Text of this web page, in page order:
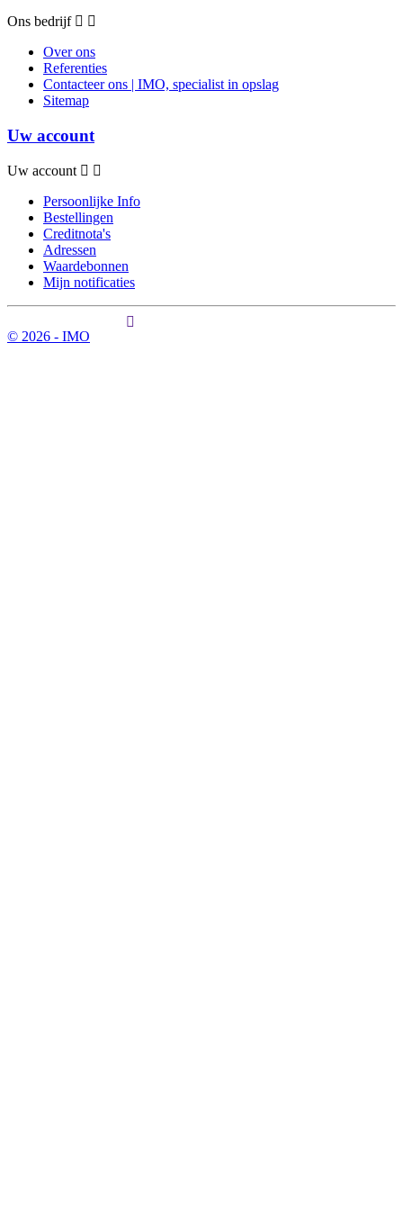
Ons bedrijf
Over ons
Referenties
Contacteer ons | IMO, specialist in opslag
Sitemap
Uw account
Uw account
Persoonlijke Info
Bestellingen
Creditnota's
Adressen
Waardebonnen
Mijn notificaties
© 2026 - IMO